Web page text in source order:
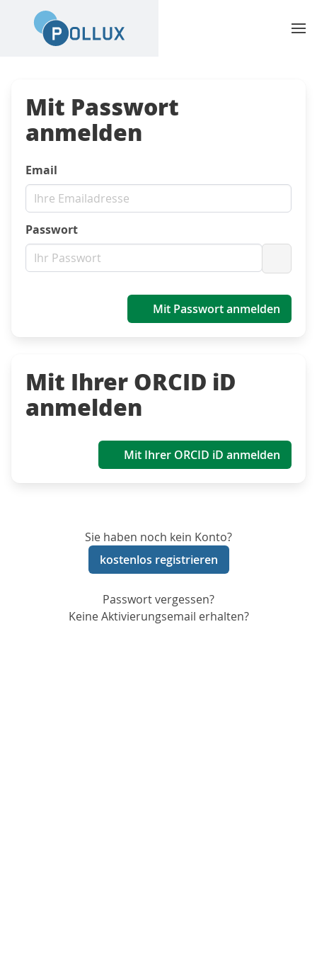
Mit Passwort
anmelden
Email
Passwort
Mit Passwort anmelden
Mit Ihrer ORCID iD
anmelden
Mit Ihrer ORCID iD anmelden
Sie haben noch kein Konto?
kostenlos registrieren
Passwort vergessen?
Keine Aktivierungsemail erhalten?